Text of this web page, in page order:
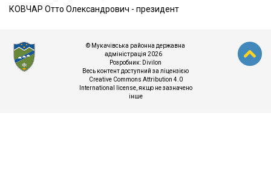
КОВЧАР Отто Олександрович - президент
© Мукачівська районна державна
адміністрація 2026
Розробник: Divilon
Весь контент доступний за ліцензією
Creative Commons Attribution 4.0
International license, якщо не зазначено
інше